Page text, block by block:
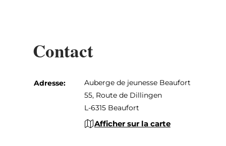
Contact
Adresse:
Auberge de jeunesse Beaufort
55, Route de Dillingen
L-6315 Beaufort
Afficher sur la carte